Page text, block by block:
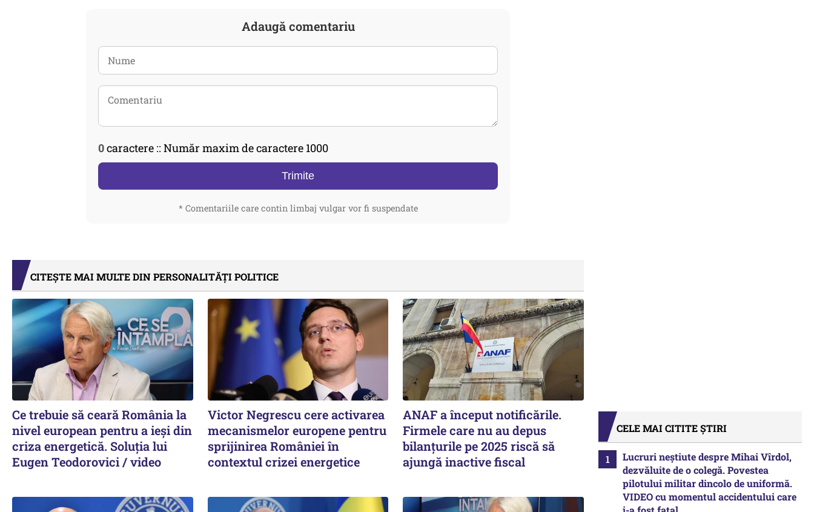
Adaugă comentariu
0caractere :: Număr maxim de caractere 1000
Trimite
* Comentariile care contin limbaj vulgar vor fi suspendate
CITEȘTE MAI MULTE DIN PERSONALITĂȚI POLITICE
Ce trebuie să ceară România la
nivel european pentru a ieși din
criza energetică. Soluția lui
Eugen Teodorovici / video
Victor Negrescu cere activarea
mecanismelor europene pentru
sprijinirea României în
contextul crizei energetice
ANAF a început notificările.
Firmele care nu au depus
bilanțurile pe 2025 riscă să
ajungă inactive fiscal
CELE MAI CITITE ȘTIRI
Lucruri neștiute despre Mihai Vîrdol,
dezvăluite de o colegă. Povestea
pilotului militar dincolo de uniformă.
VIDEO cu momentul accidentului care